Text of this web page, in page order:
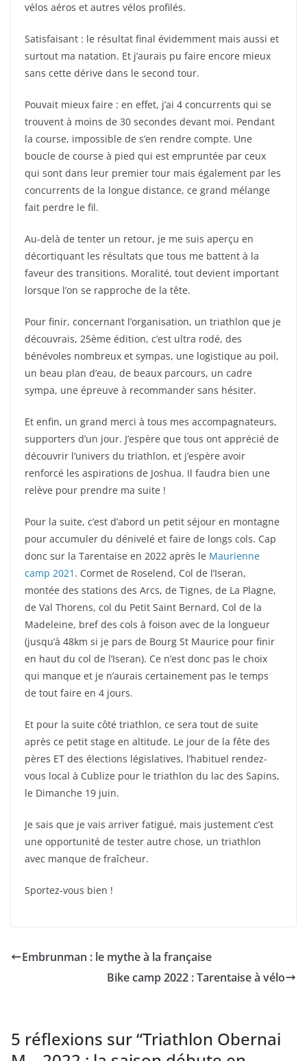
vélos aéros et autres vélos profilés.
Satisfaisant : le résultat final évidemment mais aussi et
surtout ma natation. Et j’aurais pu faire encore mieux
sans cette dérive dans le second tour.
Pouvait mieux faire : en effet, j’ai 4 concurrents qui se
trouvent à moins de 30 secondes devant moi. Pendant
la course, impossible de s’en rendre compte. Une
boucle de course à pied qui est empruntée par ceux
qui sont dans leur premier tour mais également par les
concurrents de la longue distance, ce grand mélange
fait perdre le fil.
Au-delà de tenter un retour, je me suis aperçu en
décortiquant les résultats que tous me battent à la
faveur des transitions. Moralité, tout devient important
lorsque l’on se rapproche de la tête.
Pour finir, concernant l’organisation, un triathlon que je
découvrais, 25ème édition, c’est ultra rodé, des
bénévoles nombreux et sympas, une logistique au poil,
un beau plan d’eau, de beaux parcours, un cadre
sympa, une épreuve à recommander sans hésiter.
Et enfin, un grand merci à tous mes accompagnateurs,
supporters d’un jour. J’espère que tous ont apprécié de
découvrir l’univers du triathlon, et j’espère avoir
renforcé les aspirations de Joshua. Il faudra bien une
relève pour prendre ma suite !
Pour la suite, c’est d’abord un petit séjour en montagne
pour accumuler du dénivelé et faire de longs cols. Cap
donc sur la Tarentaise en 2022 après le Maurienne
camp 2021 . Cormet de Roselend, Col de l’Iseran,
montée des stations des Arcs, de Tignes, de La Plagne,
de Val Thorens, col du Petit Saint Bernard, Col de la
Madeleine, bref des cols à foison avec de la longueur
(jusqu’à 48km si je pars de Bourg St Maurice pour finir
en haut du col de l’Iseran). Ce n’est donc pas le choix
qui manque et je n’aurais certainement pas le temps
de tout faire en 4 jours.
Et pour la suite côté triathlon, ce sera tout de suite
après ce petit stage en altitude. Le jour de la fête des
pères ET des élections législatives, l’habituel rendez-
vous local à Cublize pour le triathlon du lac des Sapins,
le Dimanche 19 juin.
Je sais que je vais arriver fatigué, mais justement c’est
une opportunité de tester autre chose, un triathlon
avec manque de fraîcheur.
Sportez-vous bien !
Embrunman : le mythe à la française
Bike camp 2022 : Tarentaise à vélo
5 réflexions sur “Triathlon Obernai